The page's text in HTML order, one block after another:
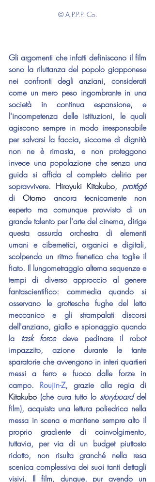
© A.P.P.P. Co.
Gli argomenti che infatti definiscono il film
sono la riluttanza del popolo giapponese
nei confronti degli anziani, considerati
come un mero peso ingombrante in una
società in continua espansione, e
l'incompetenza delle istituzioni, le quali
agiscono sempre in modo irresponsabile
per salvarsi la faccia, siccome di dignità
non ne è rimasta, e non proteggono
invece una popolazione che senza una
guida si affida al completo delirio per
sopravvivere. Hiroyuki Kitakubo,
protégé
di Otomo ancora tecnicamente non
esperto ma comunque provvisto di un
grande talento per l'arte del cinema, dirige
questa assurda orchestra di elementi
umani e cibernetici, organici e digitali,
scolpendo un ritmo frenetico che toglie il
fiato. Il lungometraggio alterna sequenze e
tempi di diverso approccio al genere
fantascientifico: commedia quando si
osservano le grottesche fughe del letto
meccanico e gli strampalati discorsi
dell'anziano, giallo e spionaggio quando
la task force deve pedinare il robot
impazzito, azione durante le tante
sparatorie che avvengono in interi quartieri
messi a ferro e fuoco dalle forze in
campo. Roujin-Z
Kitakubo (che cura tutto lo storyboard del
film), acquista una lettura poliedrica nella
messa in scena e mantiene sempre alto il
proprio gradiente di coinvolgimento,
tuttavia, per via di un budget piuttosto
ridotto, non risulta granché nella resa
scenica complessiva dei suoi tanti dettagli
visivi. Il film, dunque, pur avendo un